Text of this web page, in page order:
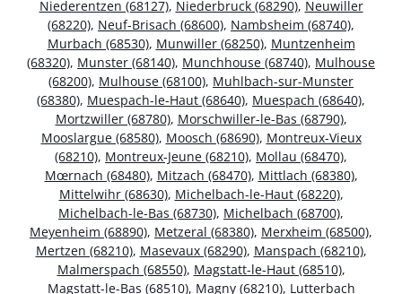
Niederentzen (68127), Niederbruck (68290), Neuwiller
(68220), Neuf-Brisach (68600), Nambsheim (68740),
Murbach (68530), Munwiller (68250), Muntzenheim
(68320), Munster (68140), Munchhouse (68740), Mulhouse
(68200), Mulhouse (68100), Muhlbach-sur-Munster
(68380), Muespach-le-Haut (68640), Muespach (68640),
Mortzwiller (68780), Morschwiller-le-Bas (68790),
Mooslargue (68580), Moosch (68690), Montreux-Vieux
(68210), Montreux-Jeune (68210), Mollau (68470),
Mœrnach (68480), Mitzach (68470), Mittlach (68380),
Mittelwihr (68630), Michelbach-le-Haut (68220),
Michelbach-le-Bas (68730), Michelbach (68700),
Meyenheim (68890), Metzeral (68380), Merxheim (68500),
Mertzen (68210), Masevaux (68290), Manspach (68210),
Malmerspach (68550), Magstatt-le-Haut (68510),
Magstatt-le-Bas (68510), Magny (68210), Lutterbach